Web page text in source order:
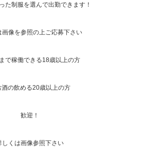
た制服を選んで出勤できます！
画像を参照の上ご応募下さい
で稼働できる18歳以上の方
の飲める20歳以上の方
歓迎！
しくは画像参照下さい